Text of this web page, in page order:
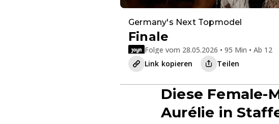
Germany's Next Topmodel
Finale
Folge vom 28.05.2026 • 95 Min • Ab 12
Link kopieren
Teilen
Diese Female-
Aurélie in